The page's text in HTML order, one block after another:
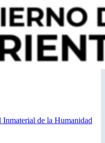
de la Humanidad